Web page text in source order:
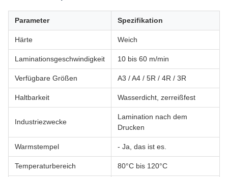
Parameter Spezifikation
Härte Weich
Laminationsgeschwindigkeit 10 bis 60 m/min
Verfügbare Größen A3 / A4 / 5R / 4R / 3R
Haltbarkeit Wasserdicht, zerreißfest
Industriezwecke
Lamination nach dem
Drucken
Warmstempel - Ja, das ist es.
Temperaturbereich 80°C bis 120°C